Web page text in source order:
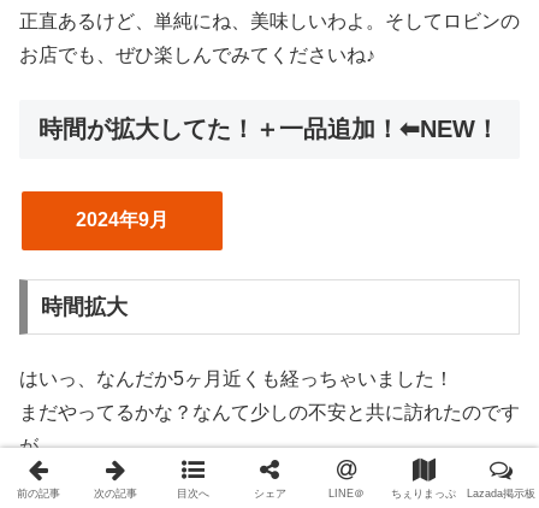
正直あるけど、単純にね、美味しいわよ。そしてロビンの
お店でも、ぜひ楽しんでみてくださいね♪
時間が拡大してた！＋一品追加！⬅︎NEW！
2024年9月
時間拡大
はいっ、なんだか5ヶ月近くも経っちゃいました！
まだやってるかな？なんて少しの不安と共に訪れたのです
が、
前の記事 次の記事 目次へ シェア LINE＠ ちぇりまっぷ Lazada掲示板